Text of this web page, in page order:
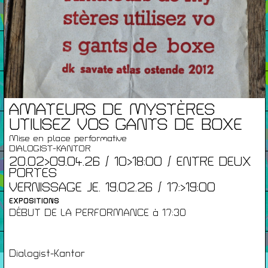
AMATEURS DE MYSTÈRES
UTILISEZ VOS GANTS DE BOXE
Mise en place performative
DIALOGIST-KANTOR
20.02>09.04.26 / 10>18:00 / ENTRE DEUX
PORTES
VERNISSAGE JE. 19.02.26 / 17:>19:00
EXPOSITIONS
DÉBUT DE LA PERFORMANCE à 17:30
Dialogist-Kantor
Éditions
Artists Print
Podcasts
À Propos
Infos Pratiques
Cartes De Membre
Saisons Précédentes